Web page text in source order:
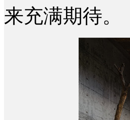
来充满期待。